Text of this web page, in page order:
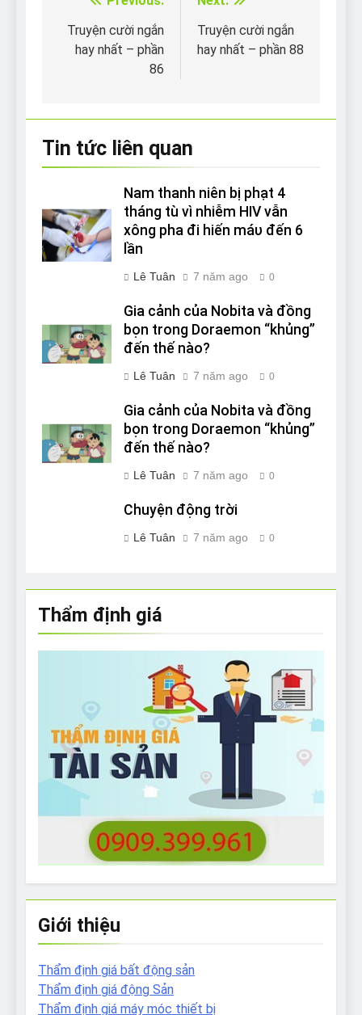
Điều
hướng
Truyện cười ngắn
hay nhất – phần
86
Truyện cười ngắn
hay nhất – phần 88
Tin tức liên quan
Nam thanh niên bị phạt 4
tháng tù vì nhiễm HIV vẫn
xông pha đi hiến máυ đến 6
lần
Lê Tuân 7 năm ago 0
Gia cảnh của Nobita và đồng
bọn trong Doraemon “khủng”
đến thế nào?
Lê Tuân 7 năm ago 0
Gia cảnh của Nobita và đồng
bọn trong Doraemon “khủng”
đến thế nào?
Lê Tuân 7 năm ago 0
Chuyện động trời
Lê Tuân 7 năm ago 0
Thẩm định giá
Giới thiệu
Thẩm định giá bất động sản
Thẩm định giá động Sản
Thẩm định giá máy móc thiết bị